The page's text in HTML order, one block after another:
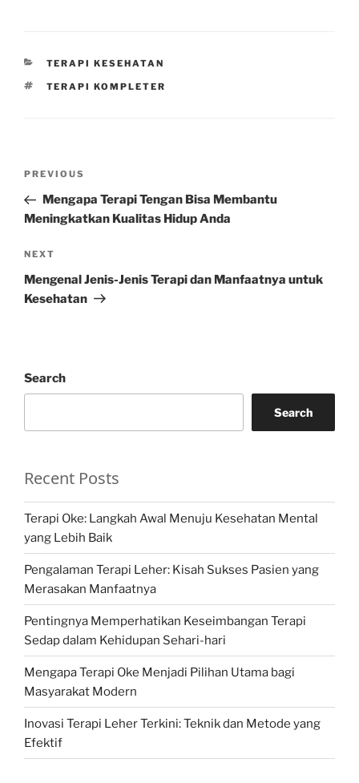
CATEGORIES
TERAPI KESEHATAN
TAGS
TERAPI KOMPLETER
Previous
Post
PREVIOUS
Mengapa Terapi Tengan Bisa Membantu
Meningkatkan Kualitas Hidup Anda
Next
Post
NEXT
Mengenal Jenis-Jenis Terapi dan Manfaatnya untuk
Kesehatan
Search
Search
Recent Posts
Terapi Oke: Langkah Awal Menuju Kesehatan Mental
yang Lebih Baik
Pengalaman Terapi Leher: Kisah Sukses Pasien yang
Merasakan Manfaatnya
Pentingnya Memperhatikan Keseimbangan Terapi
Sedap dalam Kehidupan Sehari-hari
Mengapa Terapi Oke Menjadi Pilihan Utama bagi
Masyarakat Modern
Inovasi Terapi Leher Terkini: Teknik dan Metode yang
Efektif